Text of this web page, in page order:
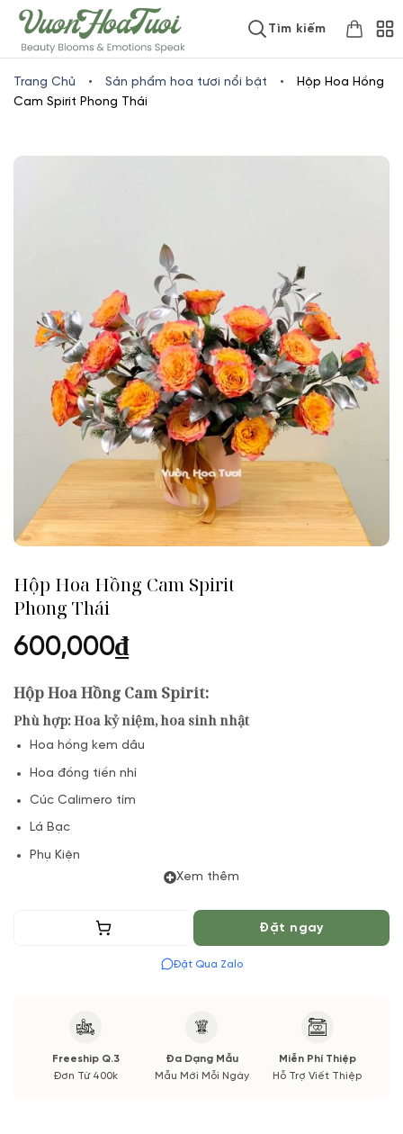
www.vuonhoatuoi.vnSkip
to
content
Tìm kiếm
Trang Chủ • Sản phẩm hoa tươi nổi bật •
Hộp Hoa Hồng
Cam Spirit Phong Thái
Hộp Hoa Hồng Cam Spirit
Phong Thái
600,000₫
Hộp Hoa Hồng Cam Spirit:
Phù hợp: Hoa kỷ niệm, hoa sinh nhật
Hoa hồng kem dâu
Hoa đồng tiền nhí
Cúc Calimero tím
Lá Bạc
Phụ Kiện
theo màu tốt nhất cho bạn, Hoa phụ có thể thay đổi theo
Mùa vụ. Vườn Hoa Tươi đảm bảo phong cách cắm, tone màu
khách hàng xác nhận trước khi cắm.
Xem thêm
Thêm vào giỏ Đặt ngay
Đặt Qua Zalo
Freeship Q.3
Đơn Từ 400k
Đa Dạng Mẫu
Mẫu Mới Mỗi Ngày
Miễn Phí Thiệp
Hỗ Trợ Viết Thiệp